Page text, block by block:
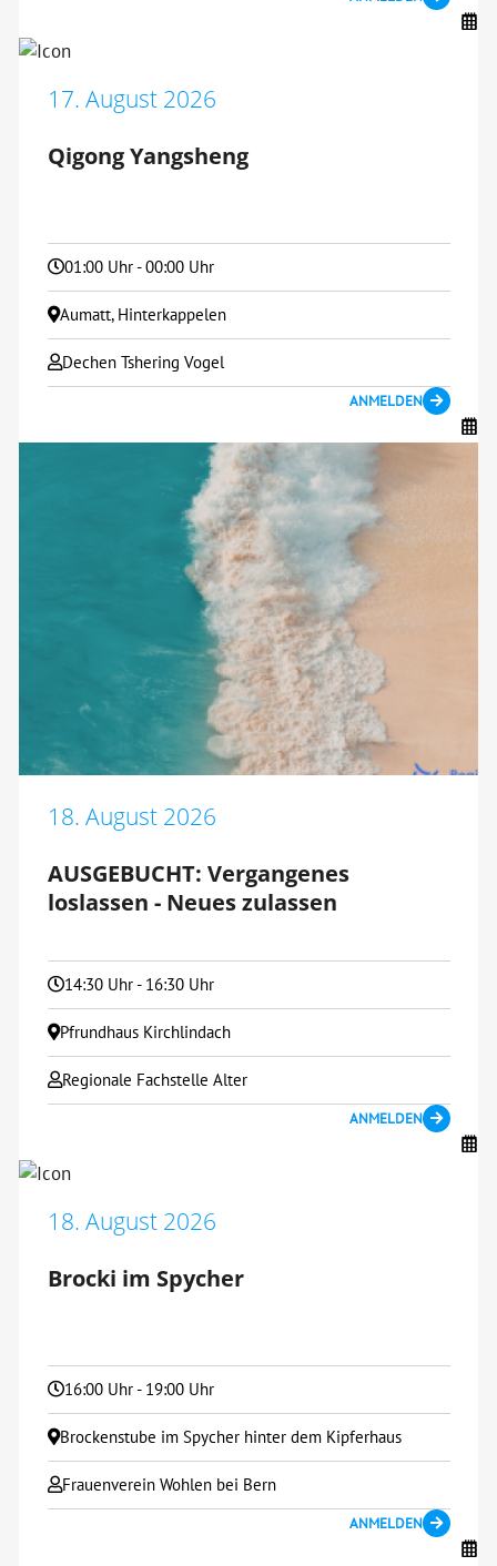
17. August 2026
Qigong Yangsheng
01:00 Uhr - 00:00 Uhr
Aumatt, Hinterkappelen
Dechen Tshering Vogel
ANMELDEN
18. August 2026
AUSGEBUCHT: Vergangenes
loslassen - Neues zulassen
14:30 Uhr - 16:30 Uhr
Pfrundhaus Kirchlindach
Regionale Fachstelle Alter
ANMELDEN
18. August 2026
Brocki im Spycher
16:00 Uhr - 19:00 Uhr
Brockenstube im Spycher hinter dem Kipferhaus
Frauenverein Wohlen bei Bern
ANMELDEN